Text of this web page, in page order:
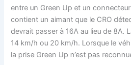
entre un Green Up et un
contient un aimant que le CRO
devrait passer à 16A au lieu de 8A.
14 km/h ou 20 km/h. Lorsque le
la prise Green Up n’est pas